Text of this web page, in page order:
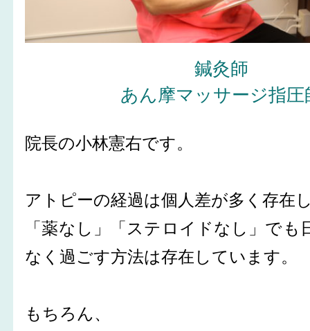
鍼灸師
あん摩マッサージ指圧
院長の小林憲右です。
アトピーの経過は個人差が多く存在
「薬なし」「ステロイドなし」でも
なく過ごす方法は存在しています。
もちろん、